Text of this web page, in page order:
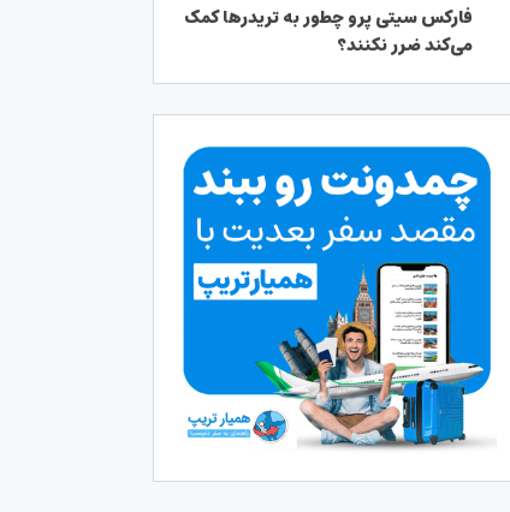
فارکس سیتی پرو چطور به تریدرها کمک
می‌کند ضرر نکنند؟